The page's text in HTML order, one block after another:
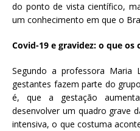
do ponto de vista científico,
um conhecimento em que o
Covid-19 e gravidez: o que os
Segundo a professora Maria
gestantes fazem parte do
é, que a gestação
desenvolver um quadro grave
intensiva, o que costuma